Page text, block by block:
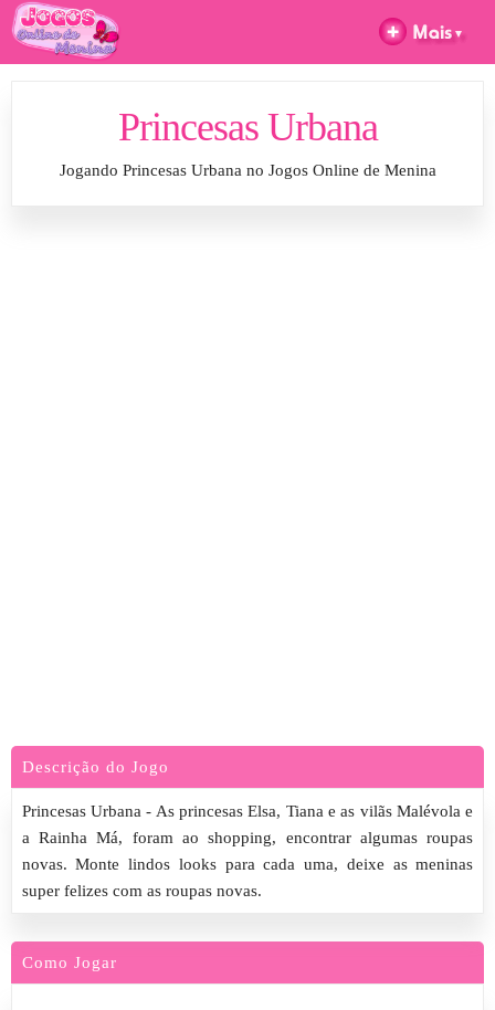
Princesas Urbana
Jogando Princesas Urbana no Jogos Online de Menina
Descrição do Jogo
Princesas Urbana - As princesas Elsa, Tiana e as vilãs Malévola e
a Rainha Má, foram ao shopping, encontrar algumas roupas
novas. Monte lindos looks para cada uma, deixe as meninas
super felizes com as roupas novas.
Como Jogar